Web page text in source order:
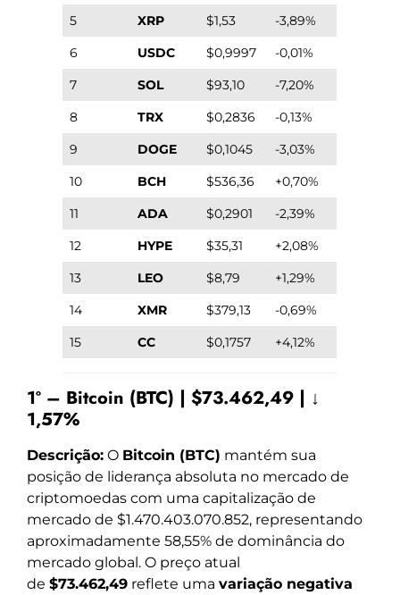
5
XRP $1,53
-3,89%
6
USDC $0,9997
-0,01%
7
SOL $93,10
-7,20%
8
TRX $0,2836
-0,13%
9
DOGE $0,1045
-3,03%
10
BCH $536,36
+0,70%
11
ADA $0,2901
-2,39%
12
HYPE $35,31
+2,08%
13
LEO $8,79
+1,29%
14
XMR $379,13
-0,69%
15
CC $0,1757 +4,12%
1º – Bitcoin (BTC) | $73.462,49 | ↓
1,57%
Descrição: O Bitcoin (BTC) mantém sua
posição de liderança absoluta no mercado de
criptomoedas com uma capitalização de
mercado de $1.470.403.070.852, representando
aproximadamente 58,55% de dominância do
mercado global. O preço atual
de $73.462,49 reflete uma variação negativa